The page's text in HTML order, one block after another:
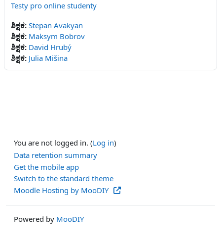
Testy pro online studenty
ಶಿಕ್ಷಕ: Stepan Avakyan
ಶಿಕ್ಷಕ: Maksym Bobrov
ಶಿಕ್ಷಕ: David Hrubý
ಶಿಕ್ಷಕ: Julia Mišina
You are not logged in. (Log in)
Data retention summary
Get the mobile app
Switch to the standard theme
Moodle Hosting by MooDIY
Powered by MooDIY